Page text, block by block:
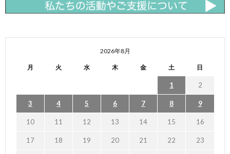
2026年8月
月 火 水 木 金 土 日
1 2
3 4 5 6 7 8 9
10 11 12 13 14 15 16
17 18 19 20 21 22 23